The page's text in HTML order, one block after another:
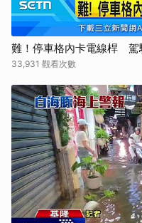
難！停車格內卡電線桿 駕
33,931 觀看次數